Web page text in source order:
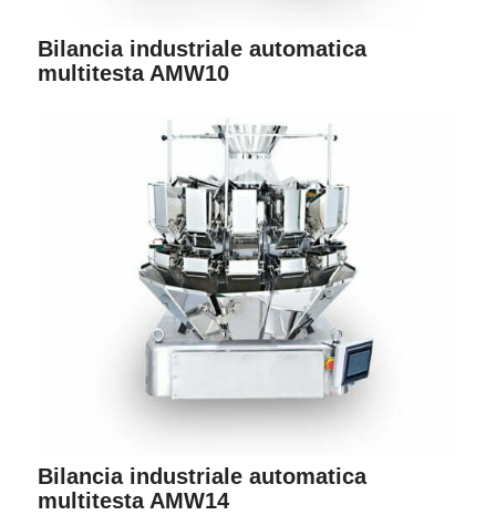
Bilancia industriale automatica
multitesta AMW10
Bilancia industriale automatica
multitesta AMW14